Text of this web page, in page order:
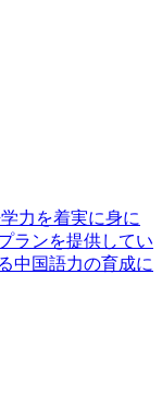
力を着実に身に
ランを提供してい
中国語力の育成に